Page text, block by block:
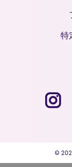
特
©